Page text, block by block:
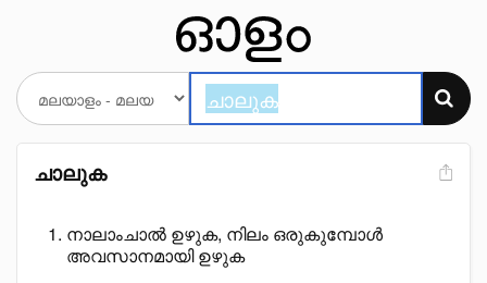
ചാലുക
നാലാംചാൽ ഉഴുക, നിലം ഒരുകുമ്പോൾ
അവസാനമായി ഉഴുക